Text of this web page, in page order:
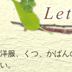
洋服、くつ、かば
い。